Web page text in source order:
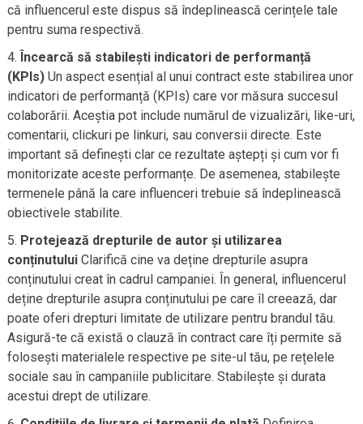
că influencerul este dispus să îndeplinească cerințele tale
pentru suma respectivă.
Încearcă să stabilești indicatori de performanță
(KPIs)Un aspect esențial al unui contract este stabilirea unor
indicatori de performanță (KPIs) care vor măsura succesul
colaborării. Aceștia pot include numărul de vizualizări, like-uri,
comentarii, clickuri pe linkuri, sau conversii directe. Este
important să definești clar ce rezultate aștepți și cum vor fi
monitorizate aceste performanțe. De asemenea, stabilește
termenele până la care influenceri trebuie să îndeplinească
obiectivele stabilite.
Protejează drepturile de autor și utilizarea
conținutuluiClarifică cine va deține drepturile asupra
conținutului creat în cadrul campaniei. În general, influencerul
deține drepturile asupra conținutului pe care îl creează, dar
poate oferi drepturi limitate de utilizare pentru brandul tău.
Asigură-te că există o clauză în contract care îți permite să
folosești materialele respective pe site-ul tău, pe rețelele
sociale sau în campaniile publicitare. Stabilește și durata
acestui drept de utilizare.